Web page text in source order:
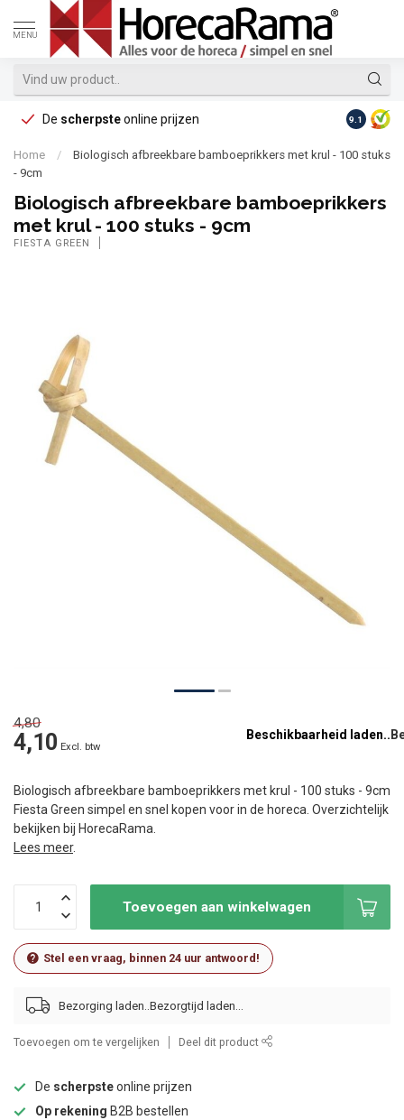
MENU
De scherpsteonline prijzen Op
9.1
Home /
Biologisch afbreekbare bamboeprikkers met krul - 100 stuks
- 9cm
Biologisch afbreekbare bamboeprikkers
met krul - 100 stuks - 9cm
FIESTA GREEN
4,80
4,10 Excl. btw
Beschikbaarheid laden..
Biologisch afbreekbare bamboeprikkers met krul - 100 stuks - 9cm
Fiesta Green simpel en snel kopen voor in de horeca. Overzichtelijk
bekijken bij HorecaRama.
Lees meer.
Toevoegen aan winkelwagen
Stel een vraag, binnen 24 uur antwoord!
Bezorging laden..
Toevoegen om te vergelijken Deel dit product
De scherpsteonline prijzen
Op rekening B2B bestellen